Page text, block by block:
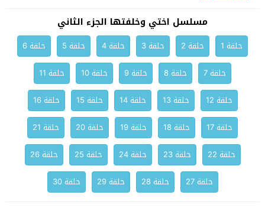
مسلسل اختي وخلفتها الجزء الثاني
حلقة 1 حلقة 2 حلقة 3 حلقة 4 حلقة 5
حلقة 6
حلقة 7
حلقة 8 حلقة 9 حلقة 10
حلقة 11
حلقة 12
حلقة 13 حلقة 14 حلقة 15
حلقة 16
حلقة 17
حلقة 18 حلقة 19 حلقة 20
حلقة 21
حلقة 22
حلقة 23 حلقة 24 حلقة 25
حلقة 26
حلقة 27
حلقة 28 حلقة 29 حلقة 30